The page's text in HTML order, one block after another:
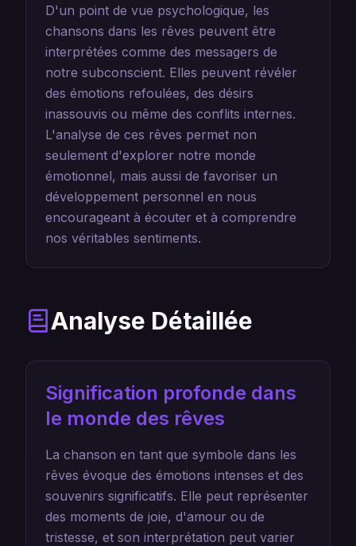
D'un point de vue psychologique, les
chansons dans les rêves peuvent être
interprétées comme des messagers de
notre subconscient. Elles peuvent révéler
des émotions refoulées, des désirs
inassouvis ou même des conflits internes.
L'analyse de ces rêves permet non
seulement d'explorer notre monde
émotionnel, mais aussi de favoriser un
développement personnel en nous
encourageant à écouter et à comprendre
nos véritables sentiments.
Analyse Détaillée
Signification profonde dans
le monde des rêves
La chanson en tant que symbole dans les
rêves évoque des émotions intenses et des
souvenirs significatifs. Elle peut représenter
des moments de joie, d'amour ou de
tristesse, et son interprétation peut varier